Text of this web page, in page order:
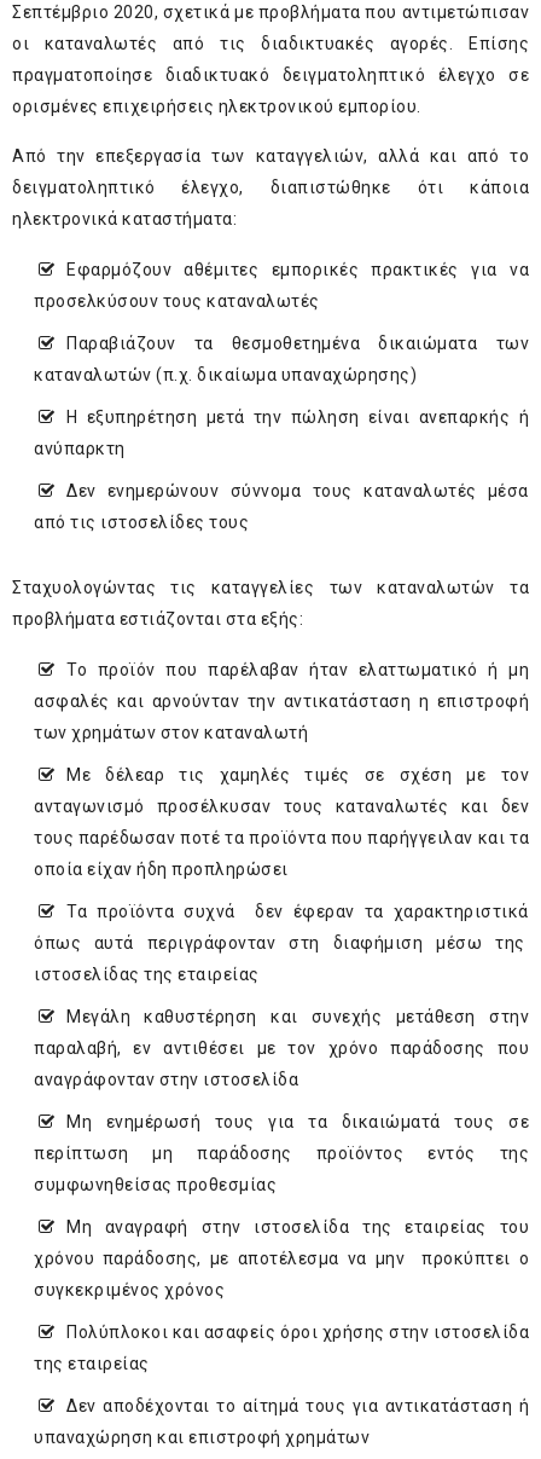
Σεπτέμβριο 2020, σχετικά με προβλήματα που αντιμετώπισαν
οι καταναλωτές από τις διαδικτυακές αγορές. Επίσης
πραγματοποίησε διαδικτυακό δειγματοληπτικό έλεγχο σε
ορισμένες επιχειρήσεις ηλεκτρονικού εμπορίου.
Από την επεξεργασία των καταγγελιών, αλλά και από το
δειγματοληπτικό έλεγχο, διαπιστώθηκε ότι κάποια
ηλεκτρονικά καταστήματα:
Εφαρμόζουν αθέμιτες εμπορικές πρακτικές για να
προσελκύσουν τους καταναλωτές
Παραβιάζουν τα θεσμοθετημένα δικαιώματα των
καταναλωτών (π.χ. δικαίωμα υπαναχώρησης)
Η εξυπηρέτηση μετά την πώληση είναι ανεπαρκής ή
ανύπαρκτη
Δεν ενημερώνουν σύννομα τους καταναλωτές μέσα
από τις ιστοσελίδες τους
Σταχυολογώντας τις καταγγελίες των καταναλωτών τα
προβλήματα εστιάζονται στα εξής:
Το προϊόν που παρέλαβαν ήταν ελαττωματικό ή μη
ασφαλές και αρνούνταν την αντικατάσταση η επιστροφή
των χρημάτων στον καταναλωτή
Με δέλεαρ τις χαμηλές τιμές σε σχέση με τον
ανταγωνισμό προσέλκυσαν τους καταναλωτές και δεν
τους παρέδωσαν ποτέ τα προϊόντα που παρήγγειλαν και τα
οποία είχαν ήδη προπληρώσει
Τα προϊόντα συχνά δεν έφεραν τα χαρακτηριστικά
όπως αυτά περιγράφονταν στη διαφήμιση μέσω της
ιστοσελίδας της εταιρείας
Μεγάλη καθυστέρηση και συνεχής μετάθεση στην
παραλαβή, εν αντιθέσει με τον χρόνο παράδοσης που
αναγράφονταν στην ιστοσελίδα
Μη ενημέρωσή τους για τα δικαιώματά τους σε
περίπτωση μη παράδοσης προϊόντος εντός της
συμφωνηθείσας προθεσμίας
Μη αναγραφή στην ιστοσελίδα της εταιρείας του
χρόνου παράδοσης, με αποτέλεσμα να μην προκύπτει ο
συγκεκριμένος χρόνος
Πολύπλοκοι και ασαφείς όροι χρήσης στην ιστοσελίδα
της εταιρείας
Δεν αποδέχονται το αίτημά τους για αντικατάσταση ή
υπαναχώρηση και επιστροφή χρημάτων